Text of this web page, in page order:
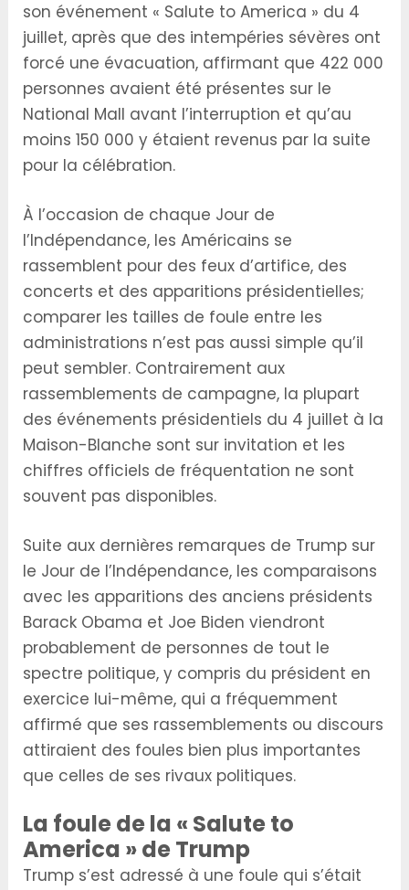
son événement « Salute to America » du 4
juillet, après que des intempéries sévères ont
forcé une évacuation, affirmant que 422 000
personnes avaient été présentes sur le
National Mall avant l’interruption et qu’au
moins 150 000 y étaient revenus par la suite
pour la célébration.
À l’occasion de chaque Jour de
l’Indépendance, les Américains se
rassemblent pour des feux d’artifice, des
concerts et des apparitions présidentielles;
comparer les tailles de foule entre les
administrations n’est pas aussi simple qu’il
peut sembler. Contrairement aux
rassemblements de campagne, la plupart
des événements présidentiels du 4 juillet à la
Maison-Blanche sont sur invitation et les
chiffres officiels de fréquentation ne sont
souvent pas disponibles.
Suite aux dernières remarques de Trump sur
le Jour de l’Indépendance, les comparaisons
avec les apparitions des anciens présidents
Barack Obama et Joe Biden viendront
probablement de personnes de tout le
spectre politique, y compris du président en
exercice lui-même, qui a fréquemment
affirmé que ses rassemblements ou discours
attiraient des foules bien plus importantes
que celles de ses rivaux politiques.
La foule de la « Salute to
America » de Trump
Trump s’est adressé à une foule qui s’était